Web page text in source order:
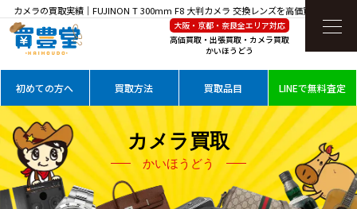
カメラの買取実績｜FUJINON T 300mm F8 大判カメラ 交換レンズを高価買取
大阪・京都・奈良全エリア対応
高価買取・出張買取・カメラ買取
かいほうどう
初めての方へ 買取方法 買取品目 LINEで無料査定
カメラ買取
かいほうどう